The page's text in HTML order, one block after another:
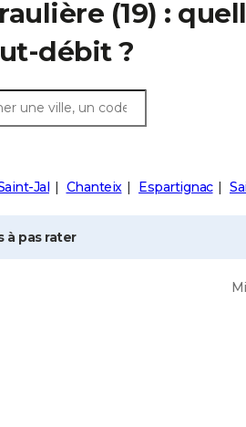
(19) :
débit ?
Jal Chanteix Espartignac
à pas rater